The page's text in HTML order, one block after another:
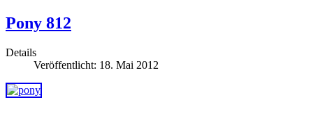
Pony 812
Details
Veröffentlicht: 18. Mai 2012